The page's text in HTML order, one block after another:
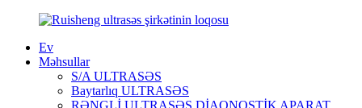
Ev
Məhsullar
S/A ULTRASƏS
Baytarlıq ULTRASƏS
RƏNGLİ ULTRASƏS DİAQNOSTİK APARAT